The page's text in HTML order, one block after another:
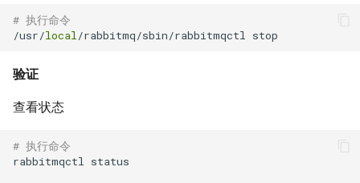
Docker 容器端口映射
容器多个进程
Docker exec 命令
Docker 推送镜像到仓库要几
VMware vSphere 5.5 SIOC
VMware vSphere 5.5 发布
VMware vSphere ESXi 需要整
Mysql Innodb 使用独立表空
# 执行命令
/usr/local
验证
查看状态
# 执行命令
rabbitmqctl status